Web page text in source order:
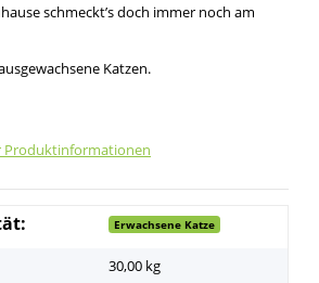
schmeckt’s doch immer noch am
Katzen.
Produktinformationen
Erwachsene Katze
30,00 kg